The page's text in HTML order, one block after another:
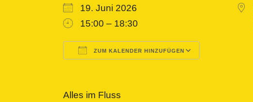
19. Juni 2026
15:00 – 18:30
ZUM KALENDER HINZUFÜGEN
Alles im Fluss